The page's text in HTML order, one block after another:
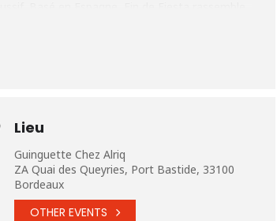
Lieu
Guinguette Chez Alriq
ZA Quai des Queyries, Port Bastide, 33100
Bordeaux
OTHER EVENTS